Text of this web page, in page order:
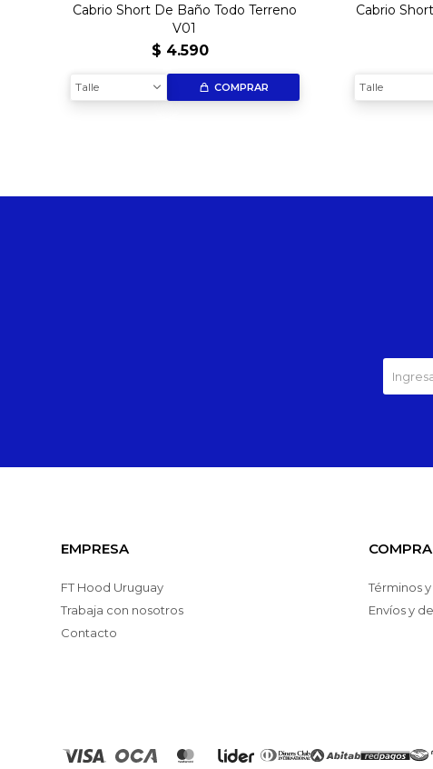
Cabrio Short De Baño Todo Terreno
V01
$ 4.590
Talle COMPRAR
Cabrio
Talle
EMPRESA
FT Hood Uruguay
Trabaja con nosotros
Contacto
COMPRA
Términos
Envíos y